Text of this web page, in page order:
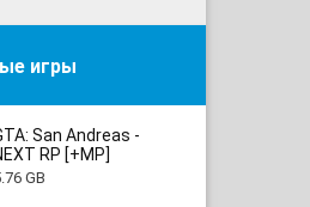
игры
San Andreas -
RP [+MP]
GB